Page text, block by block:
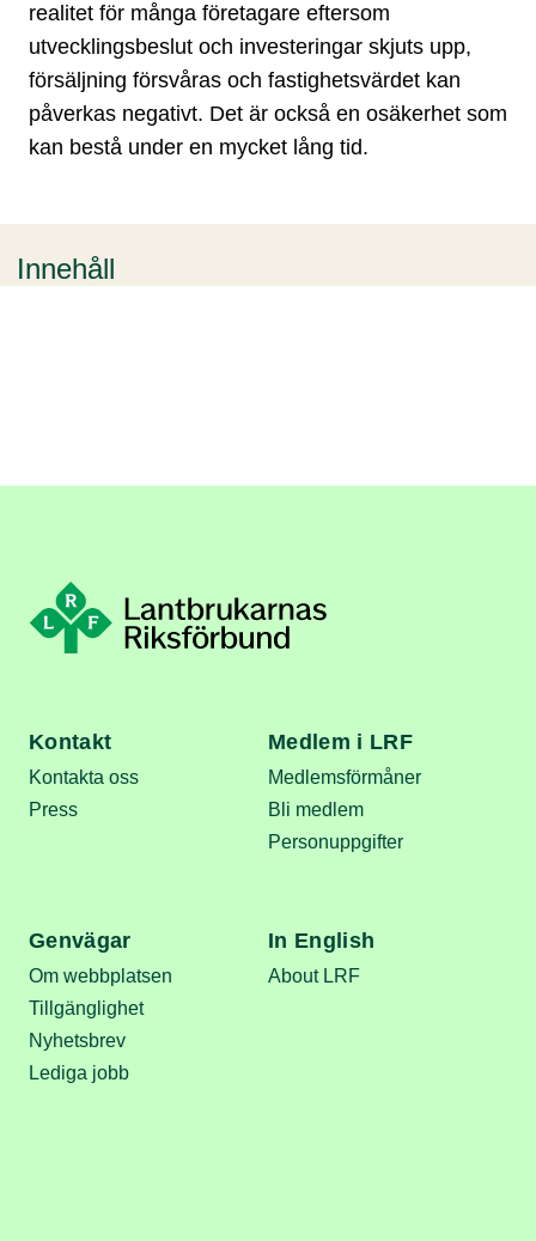
realitet för många företagare eftersom
utvecklingsbeslut och investeringar skjuts upp,
försäljning försvåras och fastighetsvärdet kan
påverkas negativt. Det är också en osäkerhet som
kan bestå under en mycket lång tid.
Innehåll
Kontakt
Kontakta oss
Press
Medlem i LRF
Medlemsförmåner
Bli medlem
Personuppgifter
Genvägar
Om webbplatsen
Tillgänglighet
Nyhetsbrev
Lediga jobb
In English
About LRF